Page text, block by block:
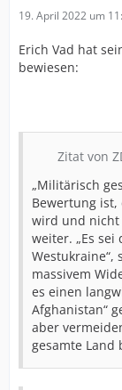
19. April 2022 um
Erich Vad hat
bewiesen:
Zitat von
„Militärisch
Bewertung ist,
wird und nicht
weiter. „Es
Westukraine“,
massivem
es einen
Afghanistan“
aber
gesamte Land